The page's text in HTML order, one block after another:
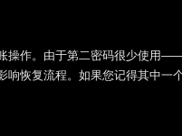
操作。由于第二密码很少使用
恢复流程。如果您记得其中一